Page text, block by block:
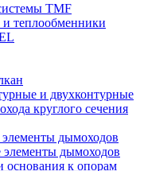
TMF
теплообменники
и двухконтурные
круглого сечения
дымоходов
дымоходов
к опорам